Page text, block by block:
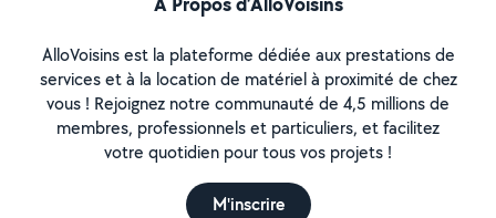
AlloVoisins est la plateforme dédiée aux prestations de
services et à la location de matériel à proximité de chez
vous ! Rejoignez notre communauté de 4,5 millions de
membres, professionnels et particuliers, et facilitez
votre quotidien pour tous vos projets !
M'inscrire